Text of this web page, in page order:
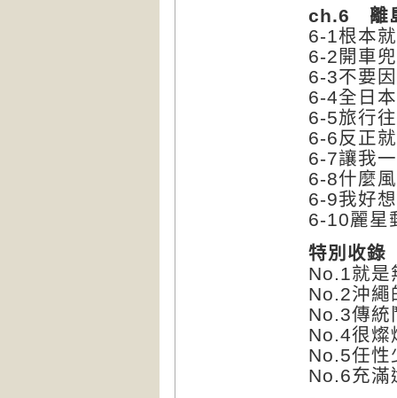
ch.6 離
6-1根本
6-2開車
6-3不要
6-4全日
6-5旅行
6-6反正
6-7讓我
6-8什麼
6-9我好
6-10麗星
特別收錄
No.1就是
No.2沖繩
No.3傳統
No.4很燦
No.5任性
No.6充滿